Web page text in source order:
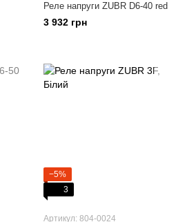
Реле напруги ZUBR D6-40 red
3 932 грн
−5%
3
Артикул: 804-0024